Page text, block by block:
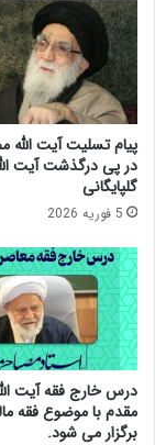
س
ل
ا
م
ع
ب
د
ا
ل
ل
ه
ق
ر
ب
ا
ن
ی
ر
ا
:
ت
ر
و
ر
ش
ه
ی
د
«
ف
خ
ر
ی‌
ز
ا
د
ه
»
پیام تسلیت آیت
در پی درگذشت آیت
گلپایگانی
5 فوریه 2026
درس خارج فقه آیت
مقدم با موضوع فقه
برگزار می شود.